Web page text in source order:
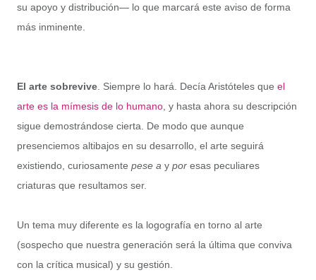
su apoyo y distribución— lo que marcará este aviso de forma
más inminente.
El arte sobrevive . Siempre lo hará. Decía Aristóteles que el
arte es la mímesis de lo humano , y hasta ahora su descripción
sigue demostrándose cierta. De modo que aunque
presenciemos altibajos en su desarrollo, el arte seguirá
existiendo, curiosamente pese a y por esas peculiares
criaturas que resultamos ser.
Un tema muy diferente es la logografía en torno al arte
(sospecho que nuestra generación será la última que conviva
con la crítica musical) y su gestión.